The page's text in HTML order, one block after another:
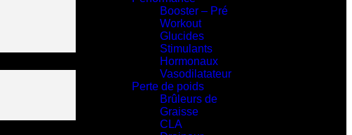
Booster – Pré
Workout
Glucides
Stimulants
Hormonaux
Vasodilatateur
Perte de poids
Brûleurs de
Graisse
CLA